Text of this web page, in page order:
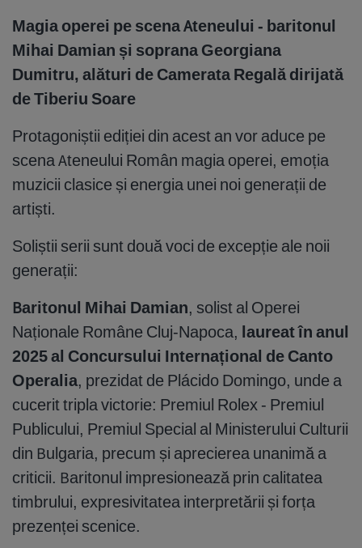
Magia operei pe scena Ateneului - baritonul
Mihai Damian și soprana Georgiana
Dumitru, alături de Camerata Regală dirijată
de Tiberiu Soare
Protagoniștii ediției din acest an vor aduce pe
scena Ateneului Român magia operei, emoția
muzicii clasice și energia unei noi generații de
artiști.
Soliștii serii sunt două voci de excepție ale noii
generații:
Baritonul Mihai Damian, solist al Operei
Naționale Române Cluj-Napoca, laureat în anul
2025 al Concursului Internațional de Canto
Operalia, prezidat de Plácido Domingo, unde a
cucerit tripla victorie: Premiul Rolex - Premiul
Publicului, Premiul Special al Ministerului Culturii
din Bulgaria, precum și aprecierea unanimă a
criticii. Baritonul impresionează prin calitatea
timbrului, expresivitatea interpretării și forța
prezenței scenice.